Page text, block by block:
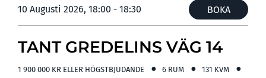
10 Augusti 2026, 18:00 - 18:30 BOKA
TANT GREDELINS VÄG 14
1 900 000 KR ELLER HÖGSTBJUDANDE 6 RUM
131 KVM